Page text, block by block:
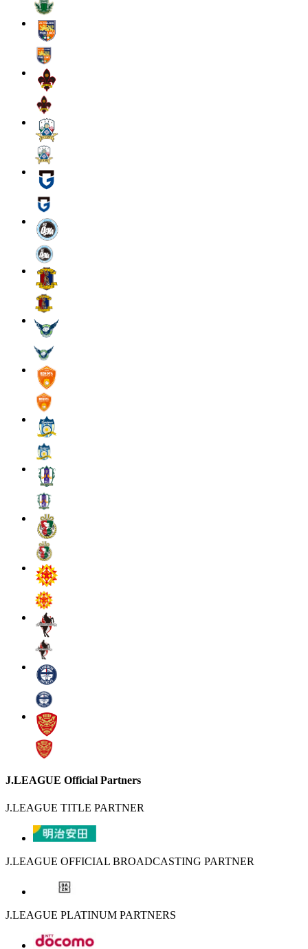
J.LEAGUE Official Partners
J.LEAGUE TITLE PARTNER
J.LEAGUE OFFICIAL BROADCASTING PARTNER
J.LEAGUE PLATINUM PARTNERS